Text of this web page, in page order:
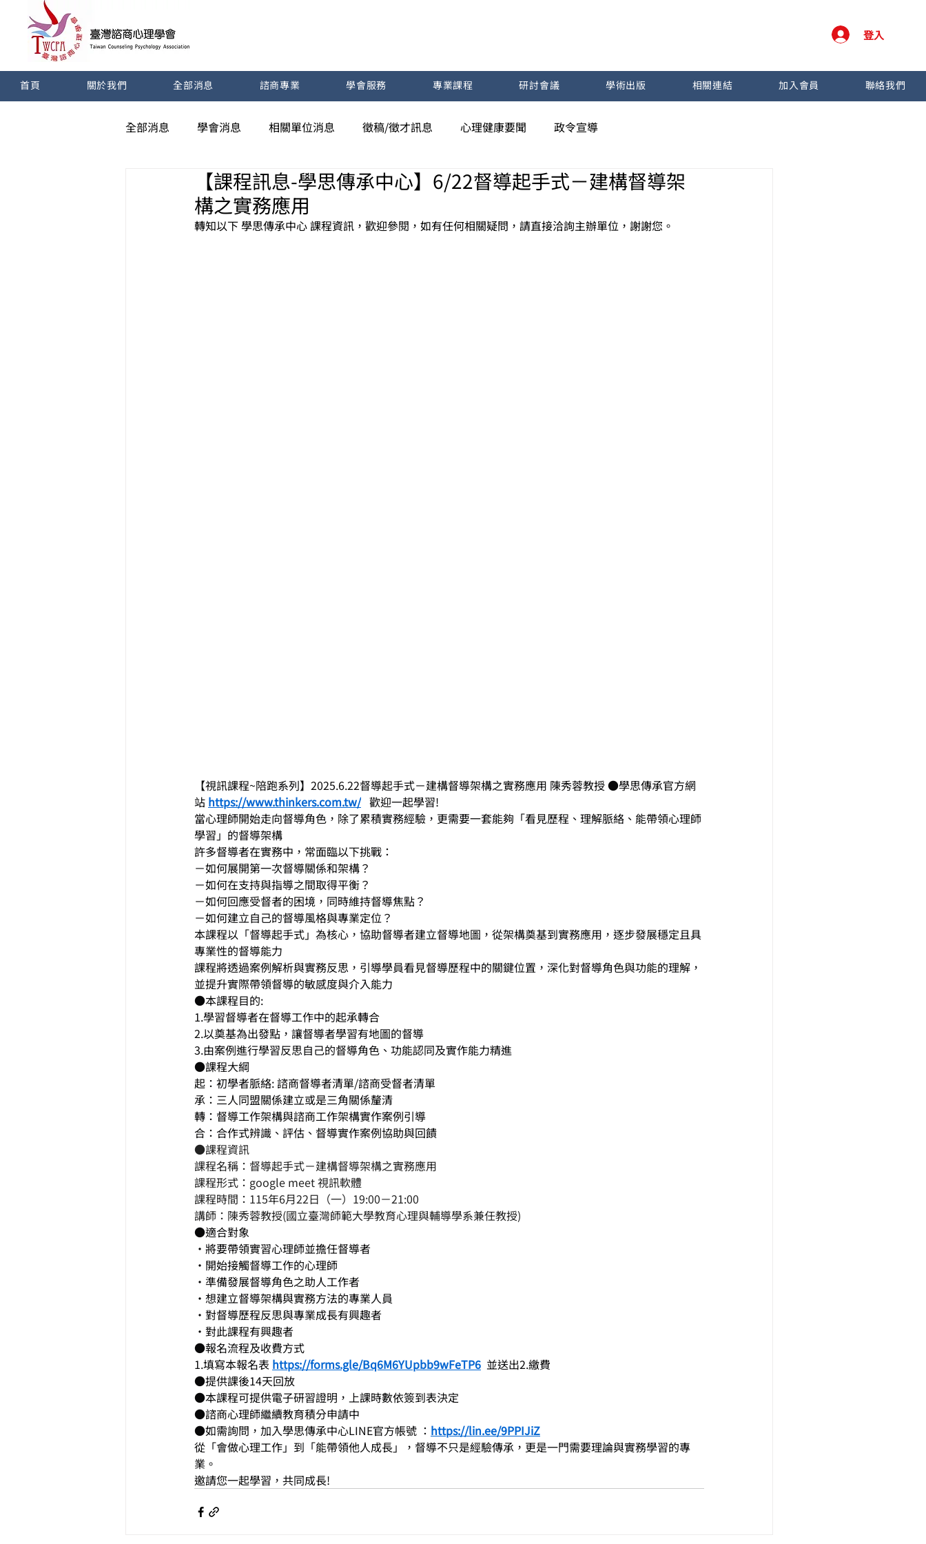
登入
首頁 關於我們 全部消息 諮商專業 學會服務 專業課程 研討會議 學術出版 相關連結 加入會員 聯絡我們
全部消息 學會消息 相關單位消息 徵稿/徵才訊息 心理健康要聞 政令宣導
【課程訊息-學思傳承中心】6/22督導起手式－建構督導架
構之實務應用
轉知以下 學思傳承中心 課程資訊，歡迎參閱，如有任何相關疑問，請直接洽詢主辦單位，謝謝您。
【視訊課程~陪跑系列】2025.6.22督導起手式－建構督導架構之實務應用 陳秀蓉教授 ●學思傳承官方網
站 https://www.thinkers.com.tw/ 歡迎一起學習!
當心理師開始走向督導角色，除了累積實務經驗，更需要一套能夠「看見歷程、理解脈絡、能帶領心理師
學習」的督導架構
許多督導者在實務中，常面臨以下挑戰：
－如何展開第一次督導關係和架構？
－如何在支持與指導之間取得平衡？
－如何回應受督者的困境，同時維持督導焦點？
－如何建立自己的督導風格與專業定位？
本課程以「督導起手式」為核心，協助督導者建立督導地圖，從架構奠基到實務應用，逐步發展穩定且具
專業性的督導能力
課程將透過案例解析與實務反思，引導學員看見督導歷程中的關鍵位置，深化對督導角色與功能的理解，
並提升實際帶領督導的敏感度與介入能力
●本課程目的:
1.學習督導者在督導工作中的起承轉合
2.以奠基為出發點，讓督導者學習有地圖的督導
3.由案例進行學習反思自己的督導角色、功能認同及實作能力精進
●課程大綱
起：初學者脈絡: 諮商督導者清單/諮商受督者清單
承：三人同盟關係建立或是三角關係釐清
轉：督導工作架構與諮商工作架構實作案例引導
合：合作式辨識、評估、督導實作案例協助與回饋
●課程資訊
課程名稱：督導起手式－建構督導架構之實務應用
課程形式：google meet 視訊軟體
課程時間：115年6月22日（一）19:00－21:00
講師：陳秀蓉教授(國立臺灣師範大學教育心理與輔導學系兼任教授)
●適合對象
・將要帶領實習心理師並擔任督導者
・開始接觸督導工作的心理師
・準備發展督導角色之助人工作者
・想建立督導架構與實務方法的專業人員
・對督導歷程反思與專業成長有興趣者
・對此課程有興趣者
●報名流程及收費方式
1.填寫本報名表 https://forms.gle/Bq6M6YUpbb9wFeTP6 並送出2.繳費
●提供課後14天回放
●本課程可提供電子研習證明，上課時數依簽到表決定
●諮商心理師繼續教育積分申請中
●如需詢問，加入學思傳承中心LINE官方帳號 ： https://lin.ee/9PPIJiZ
從「會做心理工作」到「能帶領他人成長」，督導不只是經驗傳承，更是一門需要理論與實務學習的專
業。
邀請您一起學習，共同成長!